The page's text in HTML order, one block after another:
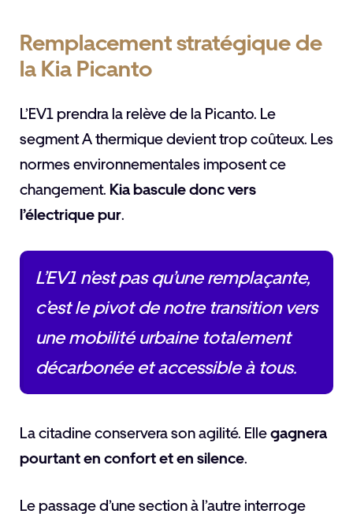
Remplacement stratégique de
la Kia Picanto
L’EV1 prendra la relève de la Picanto. Le
segment A thermique devient trop coûteux. Les
normes environnementales imposent ce
changement. Kia bascule donc vers
l’électrique pur.
L’EV1 n’est pas qu’une remplaçante,
c’est le pivot de notre transition vers
une mobilité urbaine totalement
décarbonée et accessible à tous.
La citadine conservera son agilité. Ellegagnera
pourtant en confort et en silence.
Le passage d’une section à l’autre interroge